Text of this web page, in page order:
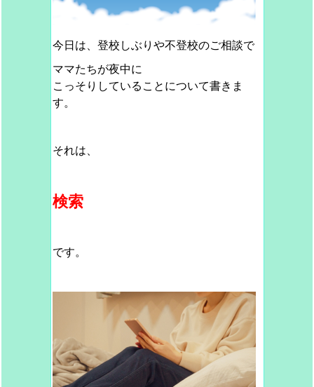
今日は、登校しぶりや不登校のご相談で
ママたちが夜中に
こっそりしていることについて書きま
す。
それは、
検索
です。